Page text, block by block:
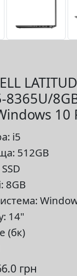
10
i5
512GB
8GB
14"
(бк)
грн